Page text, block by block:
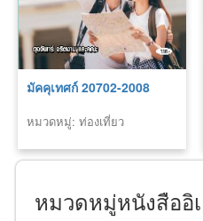
มัคคุเทศก์ 20702-2008
หมวดหมู่: ท่องเที่ยว
หมวดหมู่หนังสืออิ